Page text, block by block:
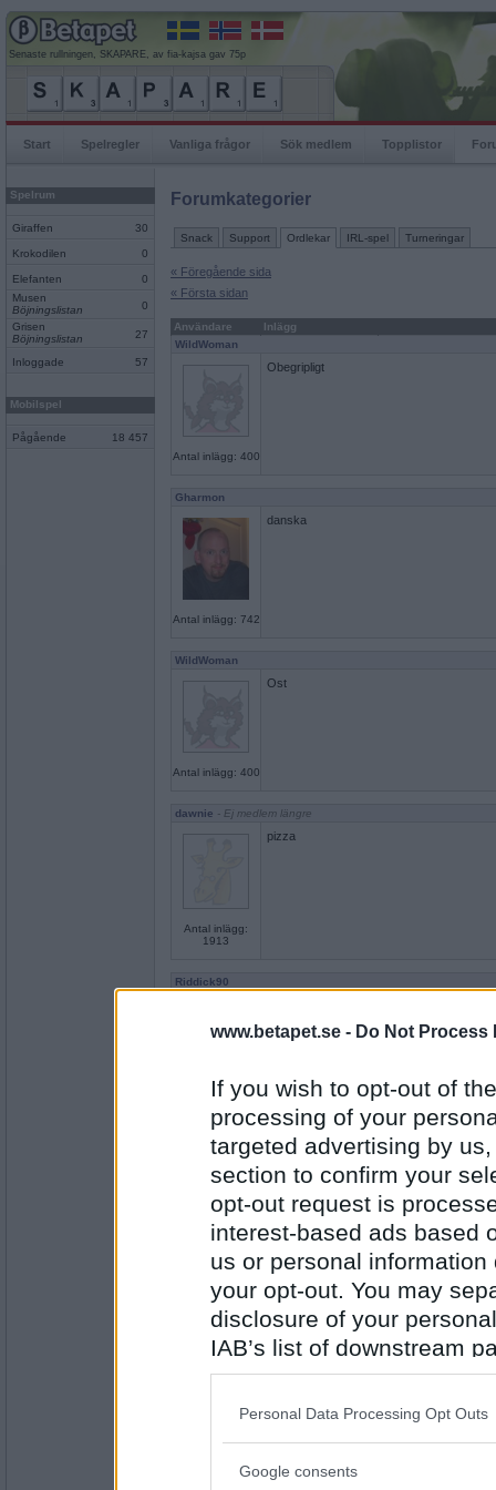
www.betapet.se - Do Not Process
If you wish to opt-out of
processing of your
targeted advertising by
section to confirm your
opt-out request is
interest-based ads based
us or personal
your opt-out. You may
disclosure of your
IAB’s list of downstream
also be disclosed by us
Downstream Participants
Please note that this
Personal Data Processing Opt Outs
Google consents
Senaste rullningen, SKAPARE, av fia-kajsa gav 75p
Start Spelregler Vanliga frågor Sök medlem Topplistor
Spelrum
Giraffen 30
Krokodilen 0
Elefanten
0
Musen
Böjningslistan
0
Grisen
Böjningslistan
27
Inloggade 57
Mobilspel
Pågående 18 457
Forumkategorier
Snack Support Ordlekar IRL-spel Turneringar
« Föregående sida
« Första sidan
Användare
Inlägg
WildWoman
Antal inlägg: 400
Obegripligt
Gharmon
Antal inlägg: 742
danska
WildWoman
Antal inlägg: 400
Ost
dawnie - Ej medlem längre
Antal inlägg:
1913
pizza
Riddick90
Antal inlägg: 56
ananas
Antal inlägg: 343
frukt
Antal inlägg: